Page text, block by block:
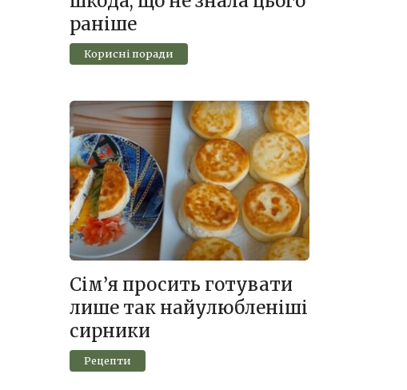
раніше
Корисні поради
Сім’я просить готувати
лише так найулюбленіші
сирники
Рецепти